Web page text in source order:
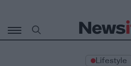
περιεχόμενο
Lifestyle